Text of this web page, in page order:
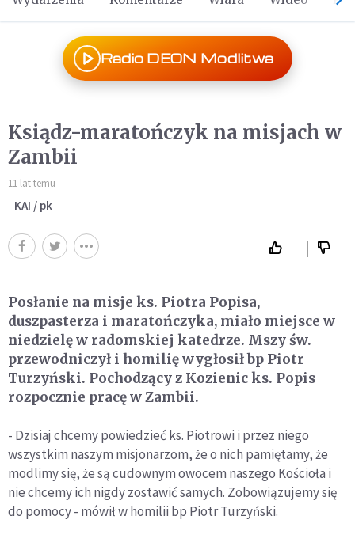
Radio DEON Modlitwa
Ksiądz-maratończyk na misjach w
Zambii
11 lat temu
KAI / pk
Posłanie na misje ks. Piotra Popisa,
duszpasterza i maratończyka, miało miejsce w
niedzielę w radomskiej katedrze. Mszy św.
przewodniczył i homilię wygłosił bp Piotr
Turzyński. Pochodzący z Kozienic ks. Popis
rozpocznie pracę w Zambii.
- Dzisiaj chcemy powiedzieć ks. Piotrowi i przez niego
wszystkim naszym misjonarzom, że o nich pamiętamy, że
modlimy się, że są cudownym owocem naszego Kościoła i
nie chcemy ich nigdy zostawić samych. Zobowiązujemy się
do pomocy - mówił w homilii bp Piotr Turzyński.